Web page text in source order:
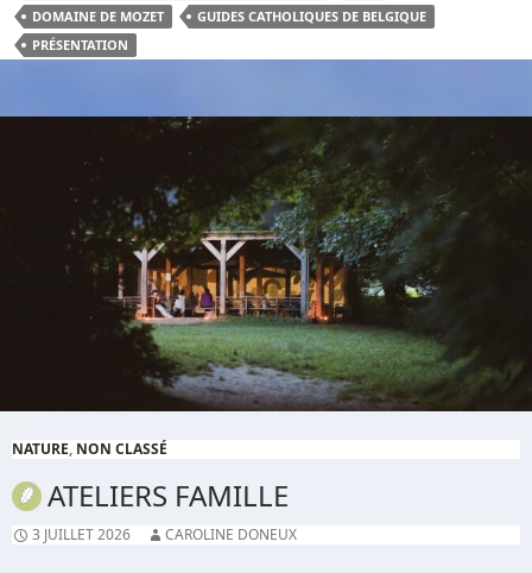
DOMAINE DE MOZET
GUIDES CATHOLIQUES DE BELGIQUE
PRÉSENTATION
NATURE, NON CLASSÉ
ATELIERS FAMILLE
3 JUILLET 2026 CAROLINE DONEUX